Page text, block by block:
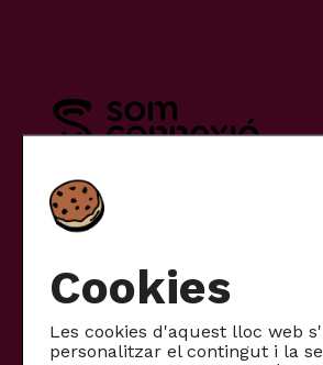
Cookies
Les cookies d'aquest lloc web
personalitzar el contingut i la
Tarifes
Mòbil
Internet + mòbil